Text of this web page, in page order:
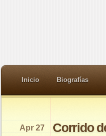
Inicio Biografías
Corrido
Apr 27